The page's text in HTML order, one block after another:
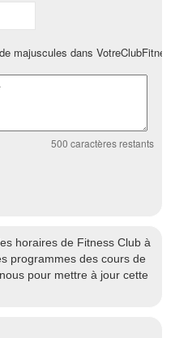
majuscules dans
500 caractères restants
horaires de Fitness Club à
programmes des cours de
pour mettre à jour cette